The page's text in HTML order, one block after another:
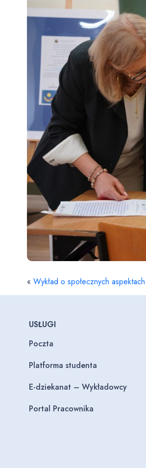
«Wykład o społecznych
USŁUGI
Poczta
Platforma studenta
E-dziekanat – Wykładowcy
Portal Pracownika